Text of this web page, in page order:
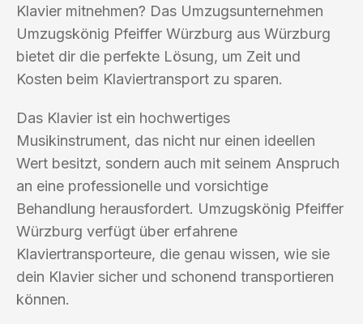
Klavier mitnehmen? Das Umzugsunternehmen
Umzugskönig Pfeiffer Würzburg aus Würzburg
bietet dir die perfekte Lösung, um Zeit und
Kosten beim Klaviertransport zu sparen.
Das Klavier ist ein hochwertiges
Musikinstrument, das nicht nur einen ideellen
Wert besitzt, sondern auch mit seinem Anspruch
an eine professionelle und vorsichtige
Behandlung herausfordert. Umzugskönig Pfeiffer
Würzburg verfügt über erfahrene
Klaviertransporteure, die genau wissen, wie sie
dein Klavier sicher und schonend transportieren
können.